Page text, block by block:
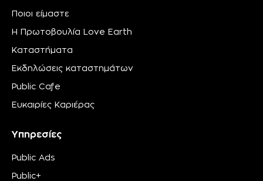
Ποιοι είμαστε
Η Πρωτοβουλία Love Earth
Καταστήματα
Εκδηλώσεις καταστημάτων
Public Cafe
Ευκαιρίες Καριέρας
Υπηρεσίες
Public Ads
Public+